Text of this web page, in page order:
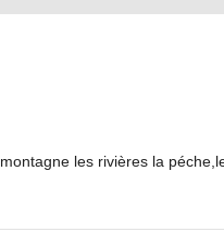
les rivières la